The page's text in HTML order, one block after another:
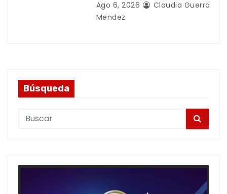
Ago 6, 2026
Claudia Guerra
Mendez
Búsqueda
c